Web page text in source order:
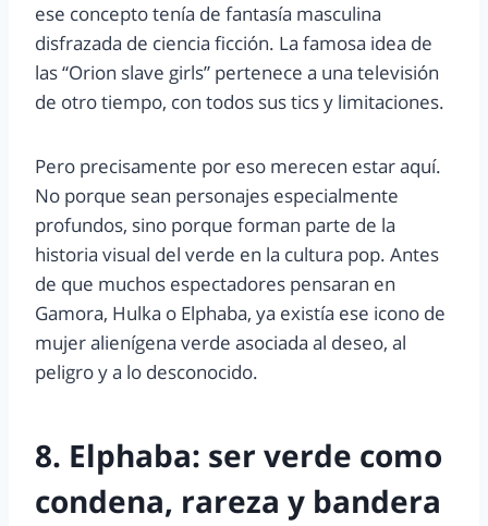
ese concepto tenía de fantasía masculina
disfrazada de ciencia ficción. La famosa idea de
las “Orion slave girls” pertenece a una televisión
de otro tiempo, con todos sus tics y limitaciones.
Pero precisamente por eso merecen estar aquí.
No porque sean personajes especialmente
profundos, sino porque forman parte de la
historia visual del verde en la cultura pop. Antes
de que muchos espectadores pensaran en
Gamora, Hulka o Elphaba, ya existía ese icono de
mujer alienígena verde asociada al deseo, al
peligro y a lo desconocido.
8. Elphaba: ser verde como
condena, rareza y bandera